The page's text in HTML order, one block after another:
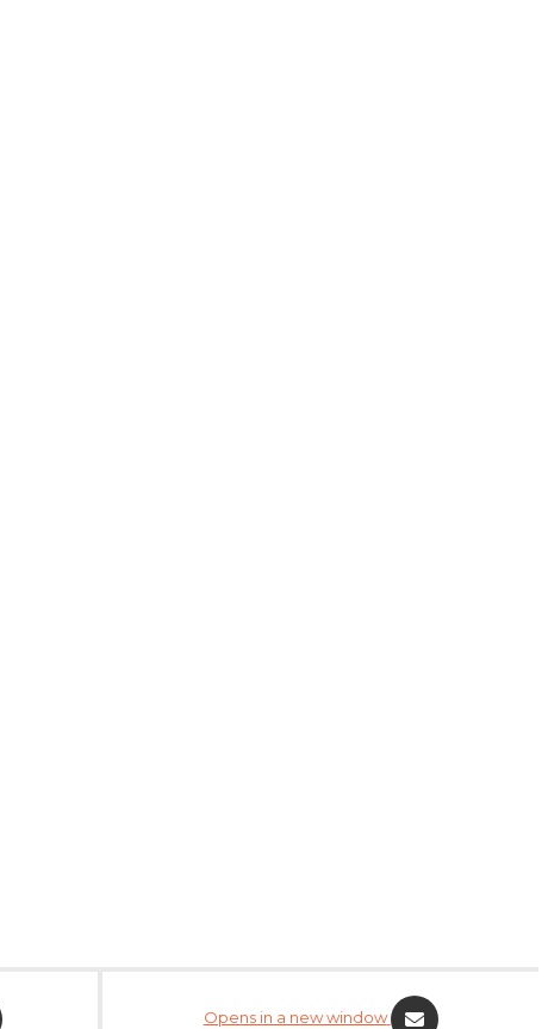
Opens in a new window